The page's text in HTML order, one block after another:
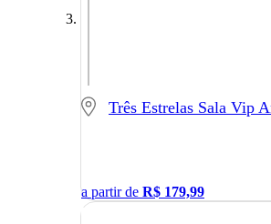
a partir de R$ 179,99